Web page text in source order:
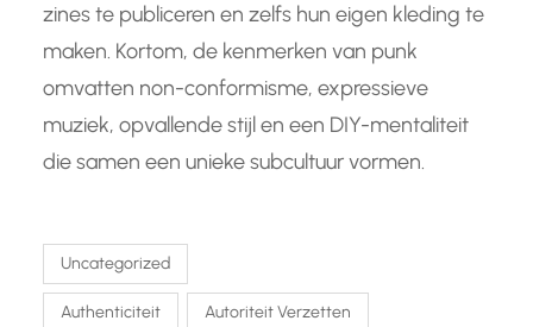
zines te publiceren en zelfs hun eigen kleding te
maken. Kortom, de kenmerken van punk
omvatten non-conformisme, expressieve
muziek, opvallende stijl en een DIY-mentaliteit
die samen een unieke subcultuur vormen.
Uncategorized
Authenticiteit Autoriteit Verzetten